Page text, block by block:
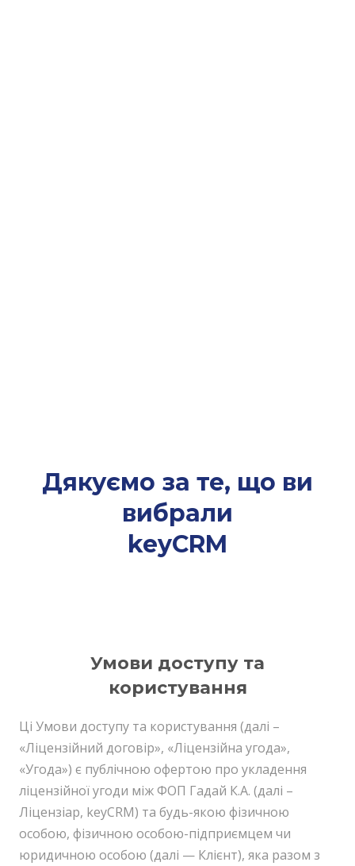
Дякуємо за те, що ви
вибрали
keyCRM
Умови доступу та
користування
Ці Умови доступу та користування (далі –
«Ліцензійний договір», «Ліцензійна угода»,
«Угода») є публічною офертою про укладення
ліцензійної угоди між ФОП Гадай К.А. (далі –
Ліцензіар, keyCRM) та будь-якою фізичною
особою, фізичною особою-підприємцем чи
юридичною особою (далі — Клієнт), яка разом з